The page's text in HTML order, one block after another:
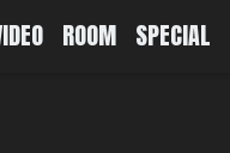
ROOM SPECIAL